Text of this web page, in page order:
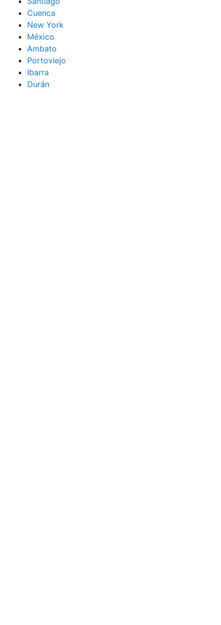
Cuenca
New York
México
Ambato
Portoviejo
Ibarra
Durán